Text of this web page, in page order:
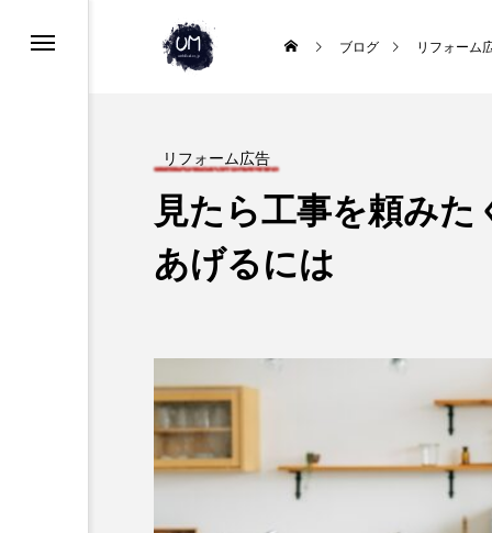
ブログ リフォーム
リフォーム広告
見たら工事を頼み
あげるには
地域密着で効果のあるエ
リフォームのSEO施策